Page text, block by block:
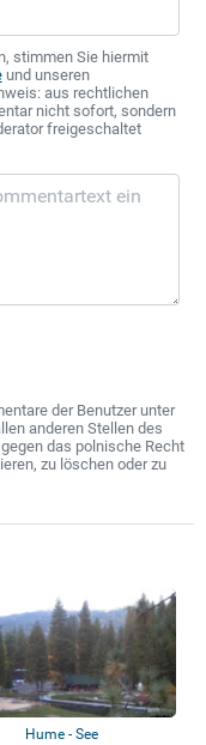
stimmen Sie hiermit
und unseren
aus rechtlichen
nicht sofort, sondern
freigeschaltet
der Benutzer unter
anderen Stellen des
das polnische Recht
zu löschen oder zu
Hume - See